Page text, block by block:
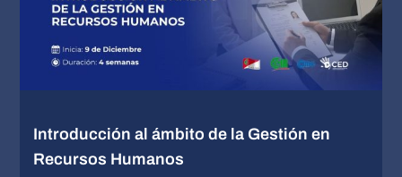
Introducción al ámbito de la Gestión en
Recursos Humanos